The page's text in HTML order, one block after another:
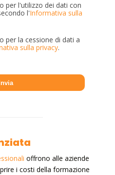
per l'utilizzo dei dati con
l'Informativa sulla
per la cessione di dati a
sulla privacy.
offrono alle aziende
i costi della formazione